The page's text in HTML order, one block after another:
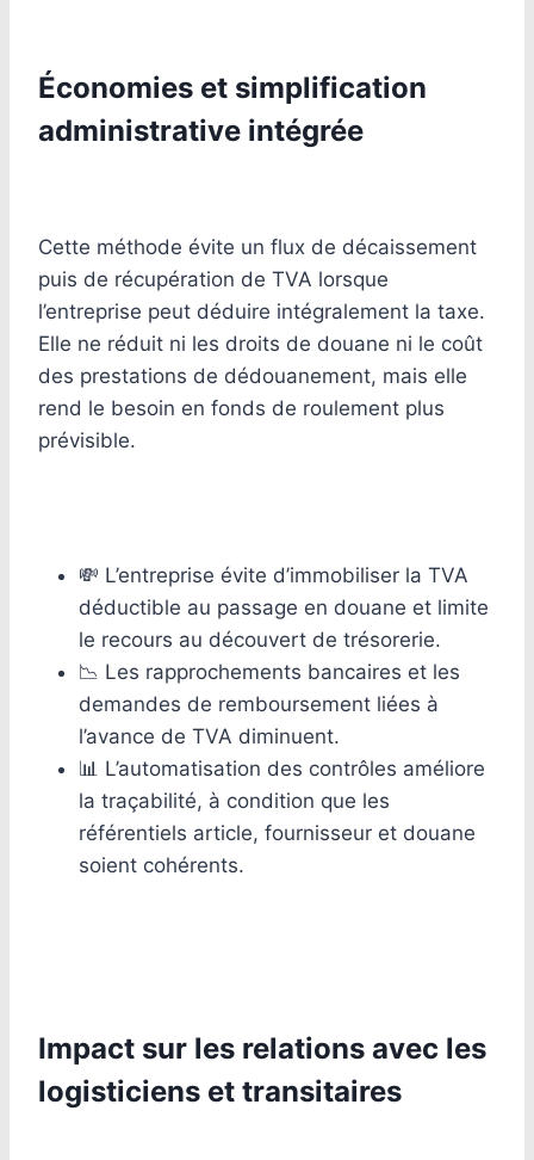
Économies et simplification
administrative intégrée
Cette méthode évite un flux de décaissement
puis de récupération de TVA lorsque
l’entreprise peut déduire intégralement la taxe.
Elle ne réduit ni les droits de douane ni le coût
des prestations de dédouanement, mais elle
rend le besoin en fonds de roulement plus
prévisible.
💸 L’entreprise évite d’immobiliser la TVA
déductible au passage en douane et limite
le recours au découvert de trésorerie.
📉 Les rapprochements bancaires et les
demandes de remboursement liées à
l’avance de TVA diminuent.
📊 L’automatisation des contrôles améliore
la traçabilité, à condition que les
référentiels article, fournisseur et douane
soient cohérents.
Impact sur les relations avec les
logisticiens et transitaires